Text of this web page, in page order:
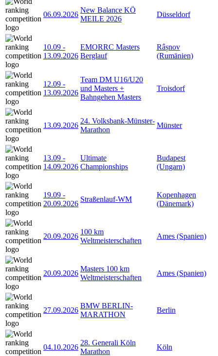
06.09.2026
New Balance KÖ
MEILE 2026
Düsseldorf
10.09 -
13.09.2026
EMORRC Masters
Berglauf
Râșnov
(Rumänien)
12.09 -
13.09.2026
Team DM U16/U20
und Masters +
Bahngehen Masters
Troisdorf
13.09.2026
24. Volksbank-Münster-
Marathon
Münster
13.09 -
14.09.2026
Ultimate
Championships
Budapest
(Ungarn)
19.09 -
20.09.2026
Straßenlauf-WM
Kopenhagen
(Dänemark)
20.09.2026
100 km
Weltmeisterschaften
Ames (Spanien)
20.09.2026
Masters 100 km
Weltmeisterschaften
Ames (Spanien)
27.09.2026
BMW BERLIN-
MARATHON
Berlin
04.10.2026
28. Generali Köln
Marathon
Köln